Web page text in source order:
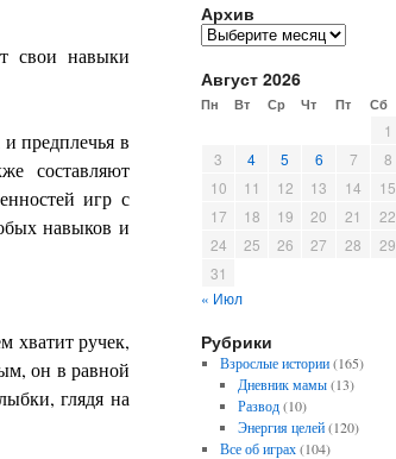
свои навыки
предплечья в
составляют
игр с
навыков и
хватит ручек,
он в равной
глядя на
Архив
Архив
Август 2026
Пн Вт Ср Чт Пт Сб
1
3
4 5 6 7 8
10
11 12 13 14 15
17
18 19 20 21 22
24
25 26 27 28 29
31
« Июл
Рубрики
Взрослые истории(165)
Дневник мамы(13)
Развод(10)
Энергия целей(120)
Все об играх(104)